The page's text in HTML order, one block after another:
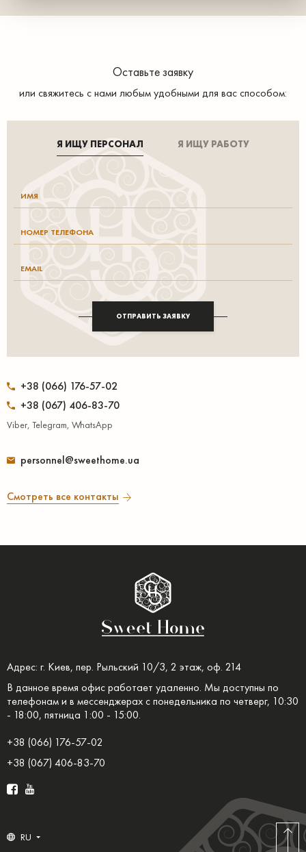
+38 (066) 176-57-02
+38 (067) 406-83-70
Viber, Telegram, WhatsApp
personnel@sweethome.ua
Смотреть все контакты
Оставьте заявку
или свяжитесь с нами любым удобными для вас способом:
Я ИЩУ ПЕРСОНАЛ Я ИЩУ РАБОТУ
ОТПРАВИТЬ ЗАЯВКУ
Адрес: г. Киев, пер. Рыльский 10/3, 2 этаж, оф. 214
В данное время офис работает удаленно. Мы доступны по
телефонам и в мессенджерах с понедельника по четверг, 10:30
- 18:00, пятница 1:00 - 15:00.
+38 (066) 176-57-02
+38 (067) 406-83-70
RU